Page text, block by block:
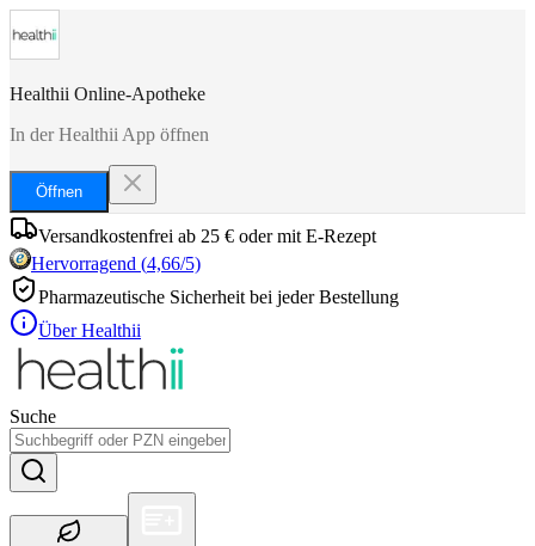
Healthii Online-Apotheke
In der Healthii App öffnen
Öffnen
Versandkostenfrei ab 25 € oder mit E-Rezept
Hervorragend (4,66/5)
Pharmazeutische Sicherheit bei jeder Bestellung
Über Healthii
Suche